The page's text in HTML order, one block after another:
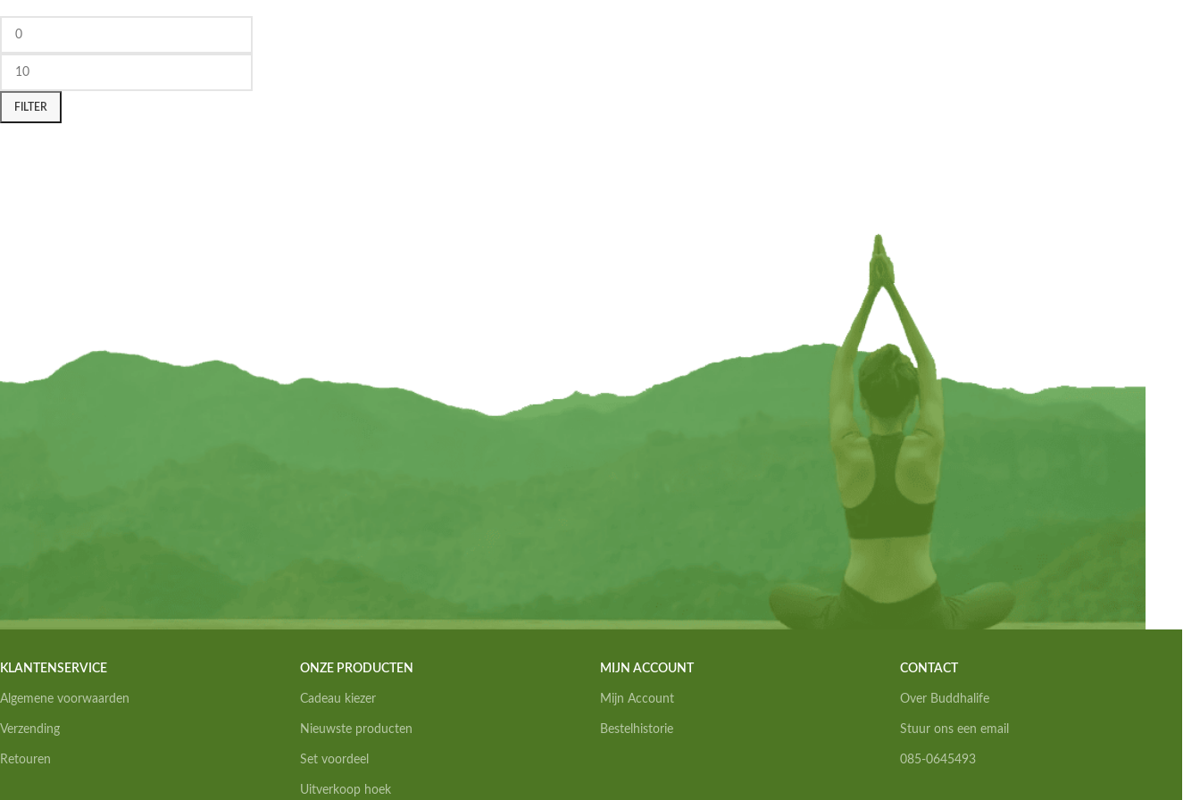
FILTER
KLANTENSERVICE
Algemene voorwaarden
Verzending
Retouren
ONZE PRODUCTEN
Cadeau kiezer
Nieuwste producten
Set voordeel
Uitverkoop hoek
MIJN ACCOUNT
Mijn Account
Bestelhistorie
CONTACT
Over Buddhalife
Stuur ons een email
085-0645493